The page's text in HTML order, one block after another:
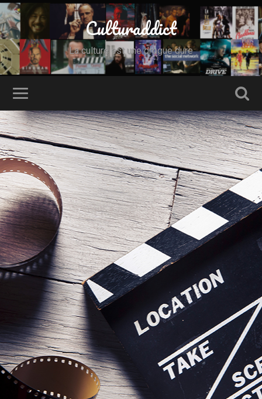
Culturaddict
La culture est une drogue dure